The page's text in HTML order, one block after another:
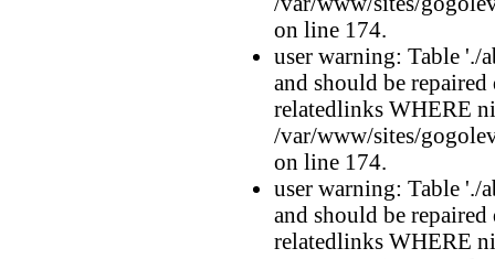
on line 174.
user warning: Table './
and should be
relatedlinks WHERE
/var/www/sites/
on line 174.
user warning: Table './
and should be
relatedlinks WHERE